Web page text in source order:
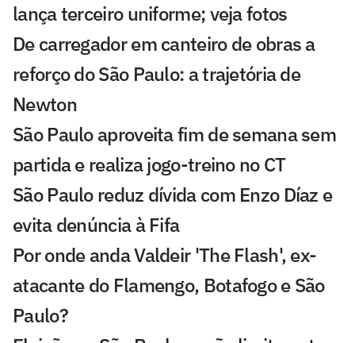
lança terceiro uniforme; veja fotos
De carregador em canteiro de obras a
reforço do São Paulo: a trajetória de
Newton
São Paulo aproveita fim de semana sem
partida e realiza jogo-treino no CT
São Paulo reduz dívida com Enzo Díaz e
evita denúncia à Fifa
Por onde anda Valdeir 'The Flash', ex-
atacante do Flamengo, Botafogo e São
Paulo?